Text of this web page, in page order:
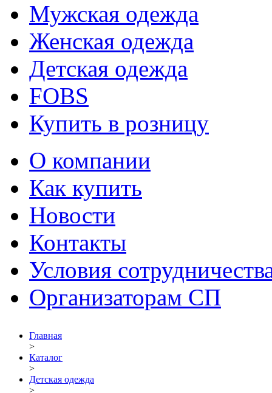
Мужская одежда
Женская одежда
Детская одежда
FOBS
Купить в розницу
О компании
Как купить
Новости
Контакты
Условия
Организаторам СП
Главная
>
Каталог
>
Детская одежда
>